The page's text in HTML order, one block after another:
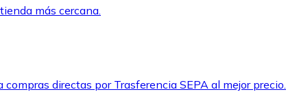
más cercana.
directas por Trasferencia SEPA al mejor precio.